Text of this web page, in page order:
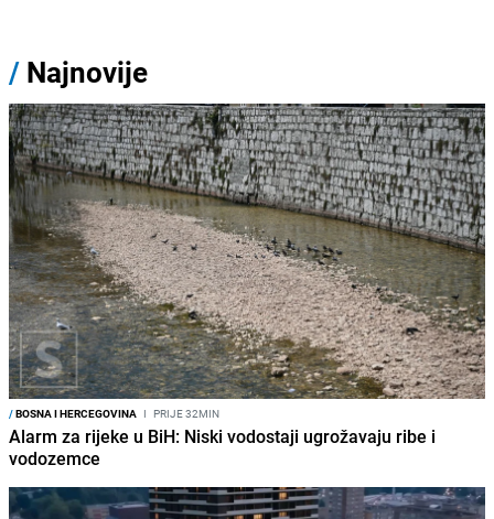
/ Najnovije
/BOSNA I HERCEGOVINA I PRIJE 32MIN
Alarm za rijeke u BiH: Niski vodostaji ugrožavaju ribe i
vodozemce